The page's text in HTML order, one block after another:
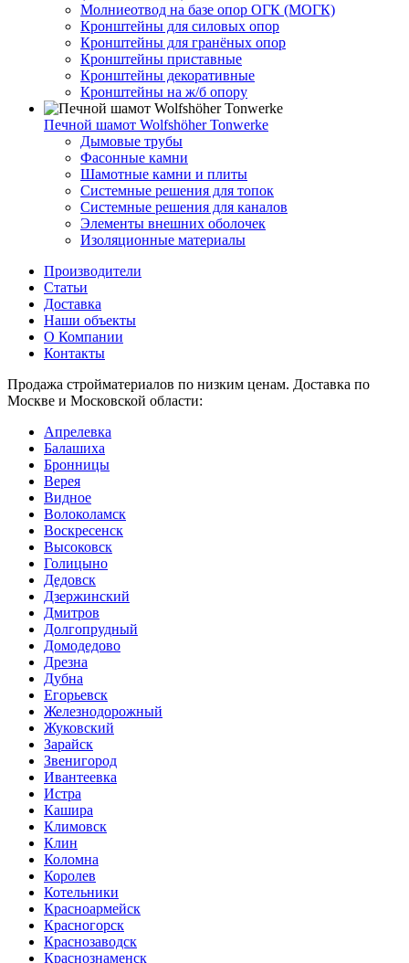
Молниеотвод на базе опор ОГК (МОГК)
Кронштейны для силовых опор
Кронштейны для гранёных опор
Кронштейны приставные
Кронштейны декоративные
Кронштейны на ж/б опору
Печной шамот Wolfshöher Tonwerke
Дымовые трубы
Фасонные камни
Шамотные камни и плиты
Системные решения для топок
Системные решения для каналов
Элементы внешних оболочек
Изоляционные материалы
Производители
Статьи
Доставка
Наши объекты
О Компании
Контакты
Продажа стройматериалов по низким ценам. Доставка по
Москве и Московской области:
Апрелевка
Балашиха
Бронницы
Верея
Видное
Волоколамск
Воскресенск
Высоковск
Голицыно
Дедовск
Дзержинский
Дмитров
Долгопрудный
Домодедово
Дрезна
Дубна
Егорьевск
Железнодорожный
Жуковский
Зарайск
Звенигород
Ивантеевка
Истра
Кашира
Климовск
Клин
Коломна
Королев
Котельники
Красноармейск
Красногорск
Краснозаводск
Краснознаменск